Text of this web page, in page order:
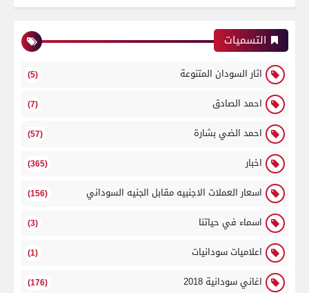
التسميات
اثار السودان المتنوعة (5)
احمد الصادق (7)
احمد الضي بشارة (57)
اخبار (365)
اسعار العملات الاجنبيه مقابل الجنيه السوداني (156)
اسماء في حياتنا (3)
اعلاميات سودانيات (1)
اغاني سودانية 2018 (176)